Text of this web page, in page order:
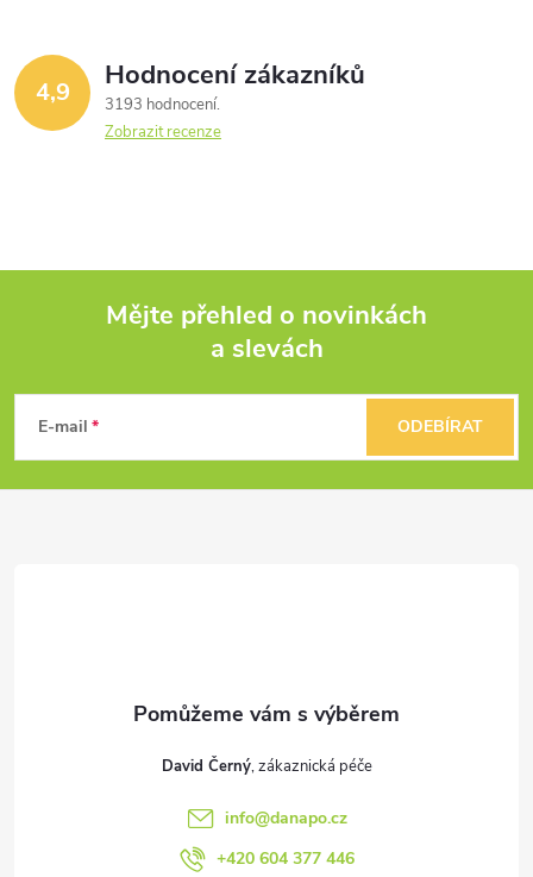
4,9 Hodnocení zákazníků
3193 hodnocení
Zobrazit recenze
p
Mějte přehled o novinkách
a slevách
E-mail ODEBÍRAT
David Černý
info@danapo.cz
+420 604 377 446